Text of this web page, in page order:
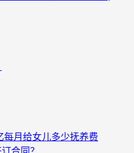
每月给女儿多少抚养费
合同？